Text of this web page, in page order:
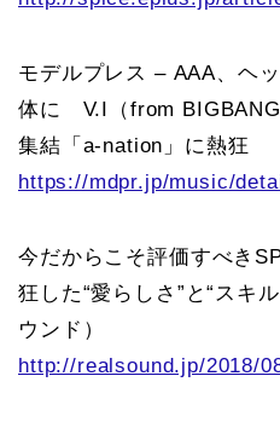
モデルプレス – AAA、ヘ
体に V.I（from
集結「a-nation」に熱狂
https://mdpr.jp/music/
今だからこそ評価すべき
狂した“愛らしさ”と“スキ
ウンド）
http://realsound.jp/2018/